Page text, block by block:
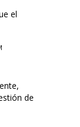
el
de